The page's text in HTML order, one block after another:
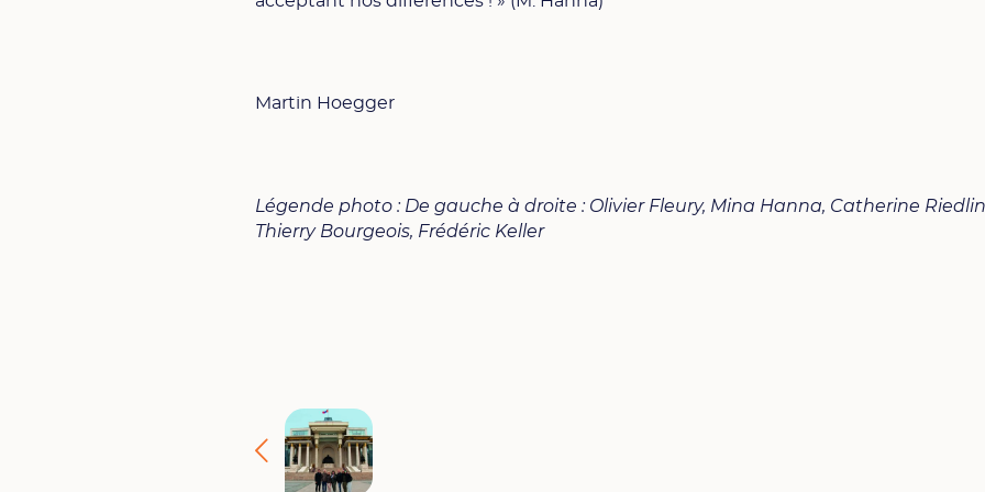
Martin Hoegger
Légende photo : De gauche à droite : Olivier Fleury, Mina Hanna, Catherine
Thierry Bourgeois, Frédéric Keller